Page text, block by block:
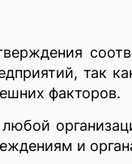
так
факторов.
и